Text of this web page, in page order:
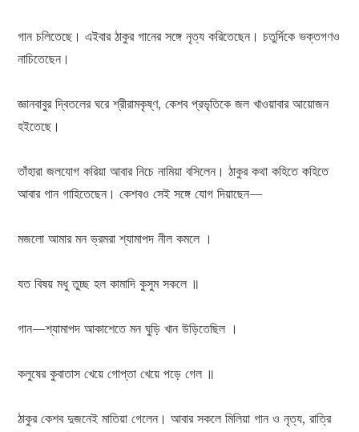
গান চলিতেছে। এইবার ঠাকুর গানের সঙ্গে নৃত্য করিতেছেন। চতুর্দিকে ভক্তগণও
নাচিতেছেন।
জ্ঞানবাবুর দ্বিতলের ঘরে শ্রীরামকৃষ্ণ, কেশব প্রভৃতিকে জল খাওয়াবার আয়োজন
হইতেছে।
তাঁহারা জলযোগ করিয়া আবার নিচে নামিয়া বসিলেন। ঠাকুর কথা কহিতে কহিতে
আবার গান গাহিতেছেন। কেশবও সেই সঙ্গে যোগ দিয়াছেন—
মজলো আমার মন ভ্রমরা শ্যামাপদ নীল কমলে ।
যত বিষয় মধু তুচ্ছ হল কামাদি কুসুম সকলে ॥
গান—শ্যামাপদ আকাশেতে মন ঘুড়ি খান উড়িতেছিল ।
কলুষের কুবাতাস খেয়ে গোপ্তা খেয়ে পড়ে গেল ॥
ঠাকুর কেশব দুজনেই মাতিয়া গেলেন। আবার সকলে মিলিয়া গান ও নৃত্য, রাত্রি